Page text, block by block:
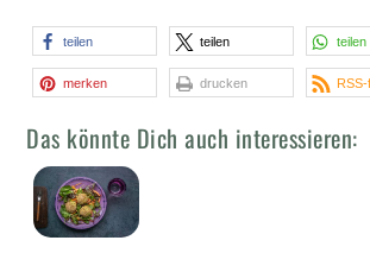
teilen teilen teilen
merken drucken
Das könnte Dich auch interessieren: